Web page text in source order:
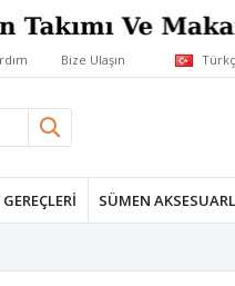
Bize Ulaşın
SÜMEN